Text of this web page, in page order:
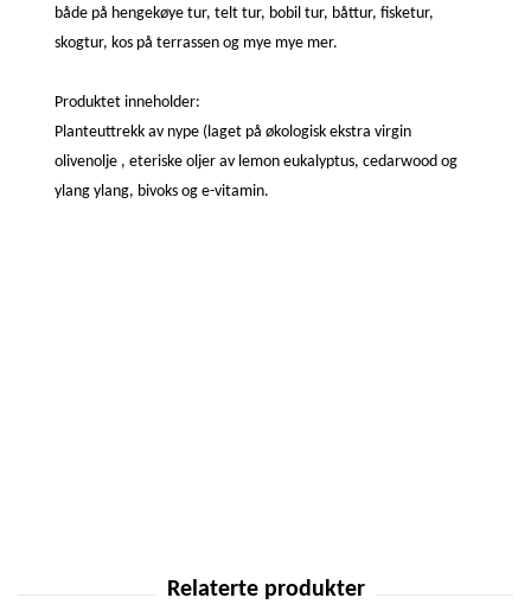
både på hengekøye tur, telt tur, bobil tur, båttur, fisketur,
skogtur, kos på terrassen og mye mye mer.
Produktet inneholder:
Planteuttrekk av nype (laget på økologisk ekstra virgin
olivenolje , eteriske oljer av lemon eukalyptus, cedarwood og
ylang ylang, bivoks og e-vitamin.